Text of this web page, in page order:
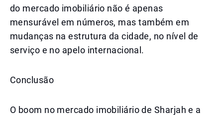
do mercado imobiliário não é apenas
mensurável em números, mas também em
mudanças na estrutura da cidade, no nível de
serviço e no apelo internacional.
Conclusão
O boom no mercado imobiliário de Sharjah e a